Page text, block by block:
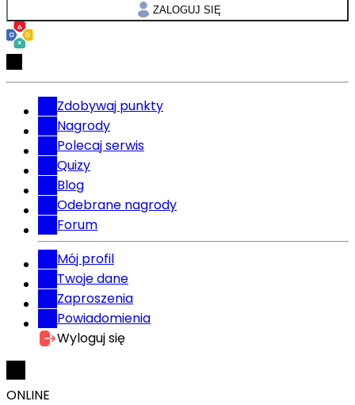
ZALOGUJ SIĘ
Zdobywaj punkty
Nagrody
Polecaj serwis
Quizy
Blog
Odebrane nagrody
Forum
Mój profil
Twoje dane
Zaproszenia
Powiadomienia
Wyloguj się
ONLINE